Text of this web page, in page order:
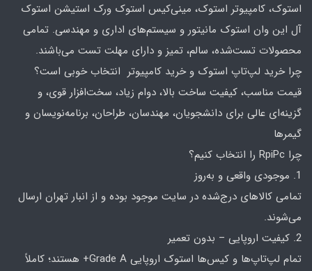
استوک، کامپیوتر استوک، مینی‌کیس استوک ورک استیشن استوک
آل این وان استوک مانیتور و سیستم‌های اداری و مهندسی. تمامی
محصولات تست‌شده، سالم، تمیز و دارای مهلت تست می‌باشند.
چرا خرید لپ‌تاپ استوک و خرید کامپیوتر انتخاب خوبی است؟
قیمت مناسب، کیفیت ساخت بالا، دوام زیاد، سخت‌افزار قوی، و
گزینه‌ای عالی برای دانشجویان، مهندسان، طراحان، برنامه‌نویسان و
گیمرها
چرا RpiPc را انتخاب کنیم؟
1. موجودی واقعی و به‌روز
تمامی کالاهای درج‌شده در سایت موجود بوده و از انبار تهران ارسال
می‌شوند.
2. کیفیت اروپایی – بدون تعمیر
تمام لپ‌تاپ‌ها و کیس‌ها استوک اروپایی Grade A+ هستند؛ کاملاً